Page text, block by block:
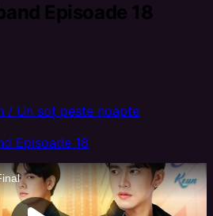
Episoade 18
/ Un soț peste noapte
Episoade 18